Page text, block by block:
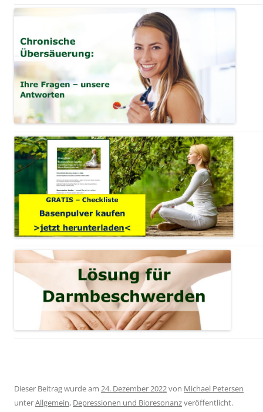
Dieser Beitrag wurde am 24. Dezember 2022von Michael Petersen
unterAllgemein, Depressionen und Bioresonanzveröffentlicht.